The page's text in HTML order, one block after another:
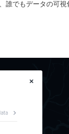
誰でもデータの可視